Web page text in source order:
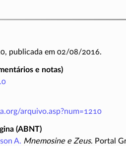
publicada em 02/08/2016.
e notas)
arquivo.asp?num=1210
(ABNT)
A. Mnemosine e Zeus. Portal